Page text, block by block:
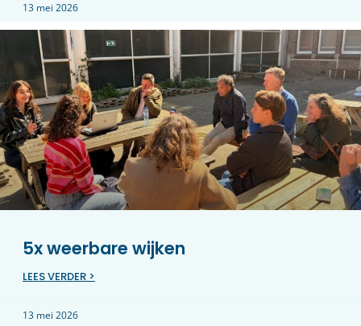
13 mei 2026
5x weerbare wijken
LEES VERDER >
13 mei 2026